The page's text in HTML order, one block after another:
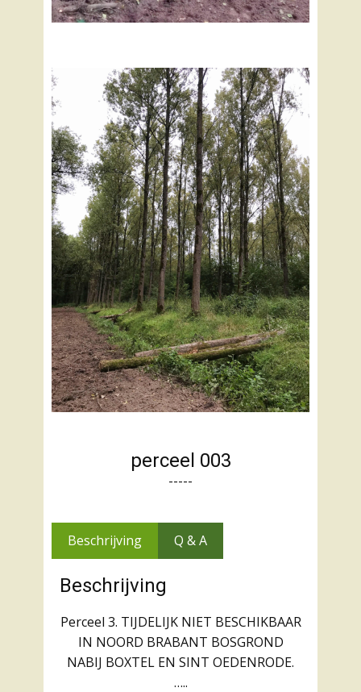
perceel 003
-----
Beschrijving Q & A
Beschrijving
Perceel 3. TIJDELIJK NIET BESCHIKBAAR
IN NOORD BRABANT BOSGROND
NABIJ BOXTEL EN SINT OEDENRODE.
…..